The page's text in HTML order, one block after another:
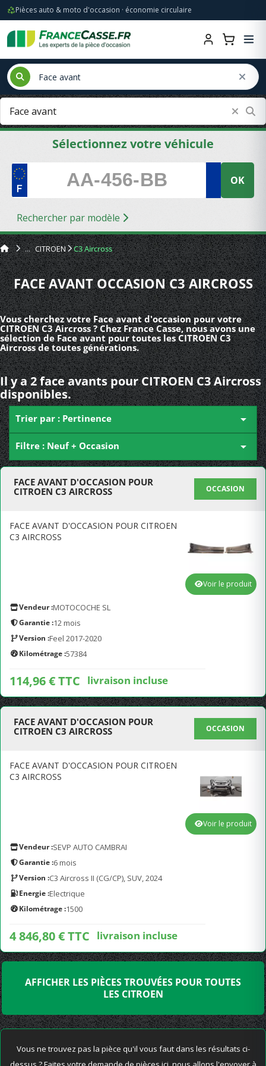
Pièces auto & moto d'occasion · économie circulaire
Sélectionnez votre véhicule
OK
Rechercher par modèle
CITROEN C3 Aircross
FACE AVANT OCCASION C3 AIRCROSS
Vous cherchez votre Face avant d'occasion pour votre
CITROEN C3 Aircross ? Chez France Casse, nous avons une
sélection de Face avant pour toutes les CITROEN C3
Aircross de toutes générations.
Il y a 2 face avants pour CITROEN C3 Aircross
disponibles.
Trier par : Pertinence 
Filtre : Neuf + Occasion 
FACE AVANT D'OCCASION POUR
CITROEN C3 AIRCROSS
OCCASION
FACE AVANT D'OCCASION POUR CITROEN
C3 AIRCROSS
Vendeur :MOTOCOCHE SL
Garantie :12 mois
Version :Feel 2017-2020
Kilométrage :57384
114,96 € TTC livraison incluse
Voir le produit
FACE AVANT D'OCCASION POUR
CITROEN C3 AIRCROSS
OCCASION
FACE AVANT D'OCCASION POUR CITROEN
C3 AIRCROSS
Vendeur :SEVP AUTO CAMBRAI
Garantie :6 mois
Version :C3 Aircross II (CG/CP), SUV, 2024
Energie :Electrique
Kilométrage :1500
4 846,80 € TTC livraison incluse
Voir le produit
AFFICHER LES PIÈCES TROUVÉES POUR TOUTES
LES CITROEN
Vous ne trouvez pas la pièce qu'il vous faut dans les résultats ci-